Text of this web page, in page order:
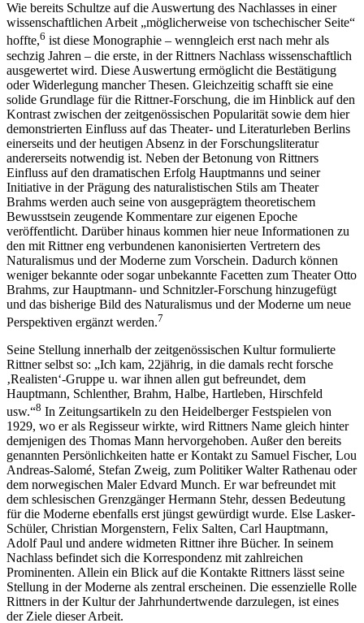
Wie bereits Schultze auf die Auswertung des Nachlasses in einer
wissenschaftlichen Arbeit „möglicherweise von tschechischer Seite“
hoffte,6 ist diese Monographie – wenngleich erst nach mehr als
sechzig Jahren – die erste, in der Rittners Nachlass wissenschaftlich
ausgewertet wird. Diese Auswertung ermöglicht die Bestätigung
oder Widerlegung mancher Thesen. Gleichzeitig schafft sie eine
solide Grundlage für die Rittner-Forschung, die im Hinblick auf den
Kontrast zwischen der zeitgenössischen Popularität sowie dem hier
demonstrierten Einfluss auf das Theater- und Literaturleben Berlins
einerseits und der heutigen Absenz in der Forschungsliteratur
andererseits notwendig ist. Neben der Betonung von Rittners
Einfluss auf den dramatischen Erfolg Hauptmanns und seiner
Initiative in der Prägung des naturalistischen Stils am Theater
Brahms werden auch seine von ausgeprägtem theoretischem
Bewusstsein zeugende Kommentare zur eigenen Epoche
veröffentlicht. Darüber hinaus kommen hier neue Informationen zu
den mit Rittner eng verbundenen kanonisierten Vertretern des
Naturalismus und der Moderne zum Vorschein. Dadurch können
weniger bekannte oder sogar unbekannte Facetten zum Theater Otto
Brahms, zur Hauptmann- und Schnitzler-Forschung hinzugefügt
und das bisherige Bild des Naturalismus und der Moderne um neue
Perspektiven ergänzt werden.7
Seine Stellung innerhalb der zeitgenössischen Kultur formulierte
Rittner selbst so: „Ich kam, 22jährig, in die damals recht forsche
‚Realisten‘-Gruppe u. war ihnen allen gut befreundet, dem
Hauptmann, Schlenther, Brahm, Halbe, Hartleben, Hirschfeld
usw.“8 In Zeitungsartikeln zu den Heidelberger Festspielen von
1929, wo er als Regisseur wirkte, wird Rittners Name gleich hinter
demjenigen des Thomas Mann hervorgehoben. Außer den bereits
genannten Persönlichkeiten hatte er Kontakt zu Samuel Fischer, Lou
Andreas-Salomé, ­Stefan Zweig, zum Politiker Walter Rathenau oder
dem norwegischen Maler Edvard Munch. Er war befreundet mit
dem schlesischen ­Grenzgänger ­Hermann Stehr, dessen Bedeutung
für die Moderne ebenfalls erst jüngst gewürdigt wurde. Else Lasker-
Schüler, Christian Morgenstern, Felix Salten, Carl Hauptmann,
Adolf Paul und andere widmeten Rittner ihre Bücher. In seinem
Nachlass befindet sich die Korrespondenz mit zahlreichen
Prominenten. Allein ein Blick auf die Kontakte Rittners lässt seine
Stellung in der Moderne als zentral erscheinen. Die essenzielle Rolle
Rittners in der Kultur der Jahrhundertwende darzulegen, ist eines
der Ziele dieser Arbeit.